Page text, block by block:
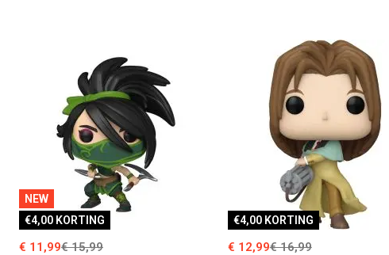
NEW
€4,00 KORTING
€ 11,99€ 15,99
€4,00 KORTING
€ 12,99€ 16,99